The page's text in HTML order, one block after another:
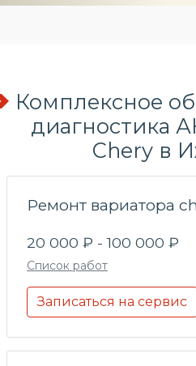
Комплексное
диагностика
Chery в
Ремонт вариатора
20 000 ₽ - 100 000 ₽
Список работ
Записаться на сервис